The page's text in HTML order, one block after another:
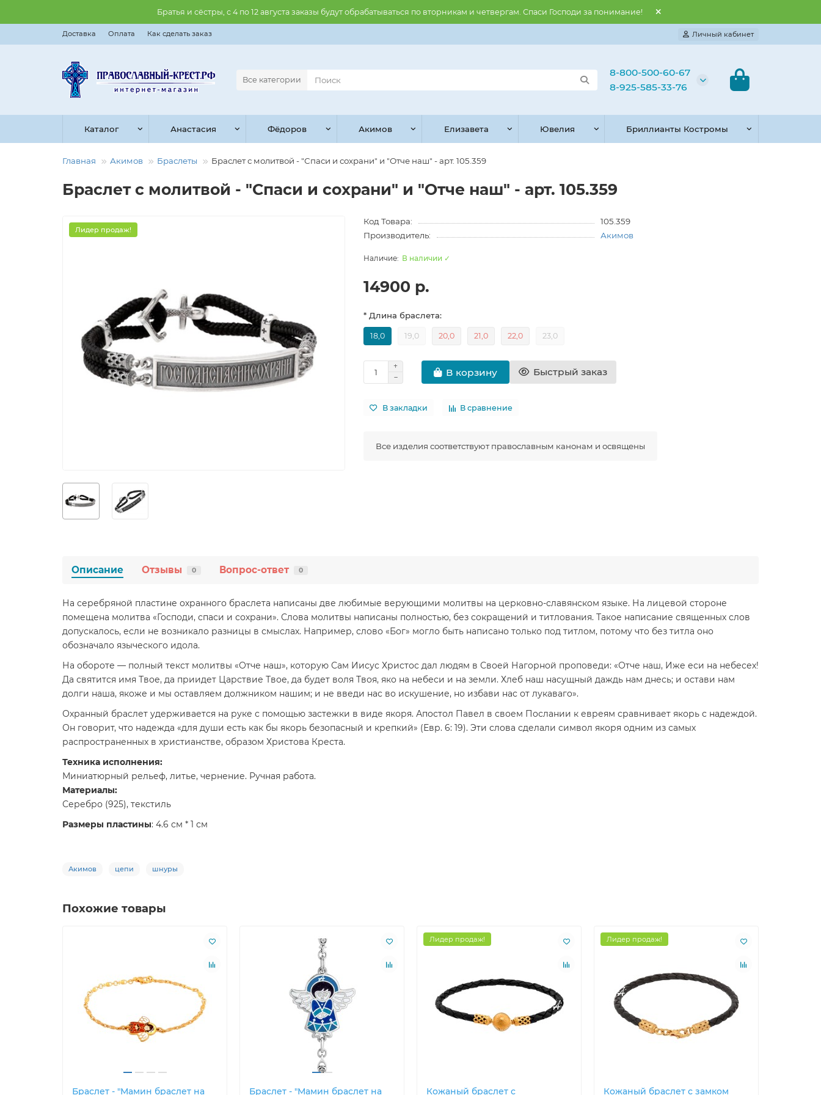
Братья и сёстры, с 4 по 12 августа заказы будут обрабатываться по вторникам и четвергам. Спаси Господи за понимание!
Доставка Оплата Как сделать заказ Личный кабинет
Все категории
8-800-500-60-67
8-925-585-33-76
Каталог Анастасия Фёдоров Акимов Елизавета Ювелия Бриллианты Костромы
Главная Акимов Браслеты Браслет с молитвой - "Спаси и сохрани" и "Отче наш" - арт. 105.359
Браслет с молитвой - "Спаси и сохрани" и "Отче наш" - арт. 105.359
Лидер продаж!
Код Товара:
105.359
Производитель:
Акимов
В наличии ✓
14900 р.
* Длина браслета:
18,0 19,0 20,0 21,0 22,0 23,0
В корзину Быстрый заказ
В закладки В сравнение
Все изделия соответствуют православным канонам и освящены
Описание Отзывы 0 Вопрос-ответ 0
На серебряной пластине охранного браслета написаны две любимые верующими молитвы на церковно-славянском языке. На лицевой стороне
помещена молитва «Господи, спаси и сохрани». Слова молитвы написаны полностью, без сокращений и титлования. Такое написание священных слов
допускалось, если не возникало разницы в смыслах. Например, слово «Бог» могло быть написано только под титлом, потому что без титла оно
обозначало языческого идола.
На обороте — полный текст молитвы «Отче наш», которую Сам Иисус Христос дал людям в Своей Нагорной проповеди: «Отче наш, Иже еси на небесех!
Да святится имя Твое, да приидет Царствие Твое, да будет воля Твоя, яко на небеси и на земли. Хлеб наш насущный даждь нам днесь; и остави нам
долги наша, якоже и мы оставляем должником нашим; и не введи нас во искушение, но избави нас от лукаваго».
Охранный браслет удерживается на руке с помощью застежки в виде якоря. Апостол Павел в своем Послании к евреям сравнивает якорь с надеждой.
Он говорит, что надежда «для души есть как бы якорь безопасный и крепкий» (Евр. 6: 19). Эти слова сделали символ якоря одним из самых
распространенных в христианстве, образом Христова Креста.
Техника исполнения:
Миниатюрный рельеф, литье, чернение. Ручная работа.
Материалы:
Серебро (925), текстиль
Размеры пластины: 4.6 см * 1 см
Акимов цепи шнуры
Похожие товары
Браслет - "Мамин браслет на
Браслет - "Мамин браслет на
Лидер продаж!
Кожаный браслет с
Лидер продаж!
Кожаный браслет с замком